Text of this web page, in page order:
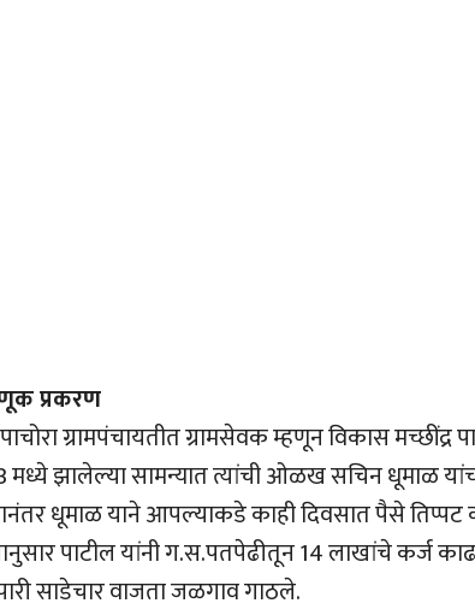
प्रकरण
ग्रामपंचायतीत ग्रामसेवक म्हणून विकास मच्छींद्र
झालेल्या सामन्यात त्यांची ओळख सचिन धूमाळ
धूमाळ याने आपल्याकडे काही दिवसात पैसे
पाटील यांनी ग.स.पतपेढीतून 14 लाखांचे कर्ज
साडेचार वाजता जळगाव गाठले.